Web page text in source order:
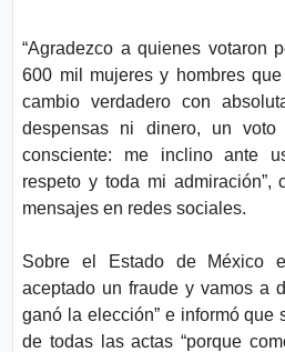
“Agradezco a quienes votaron
600 mil mujeres y hombres
cambio verdadero con
despensas ni dinero, un voto
consciente: me inclino ante
respeto y toda mi admiración”,
mensajes en redes sociales.
Sobre el Estado de México
aceptado un fraude y vamos a
ganó la elección” e informó que
de todas las actas “porque